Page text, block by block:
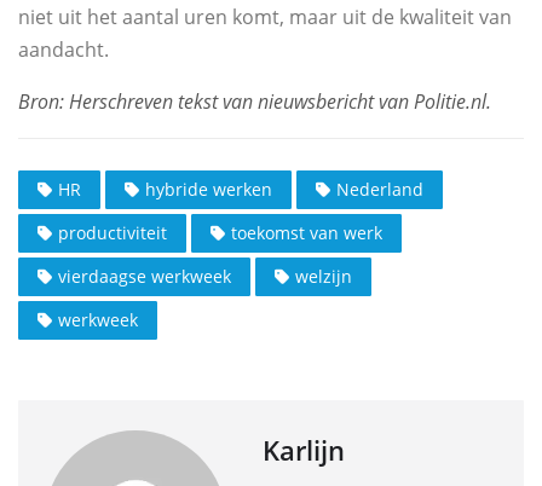
niet uit het aantal uren komt, maar uit de kwaliteit van
aandacht.
HR hybride werken
Nederland
productiviteit
toekomst van werk
vierdaagse werkweek
welzijn
werkweek
Karlijn